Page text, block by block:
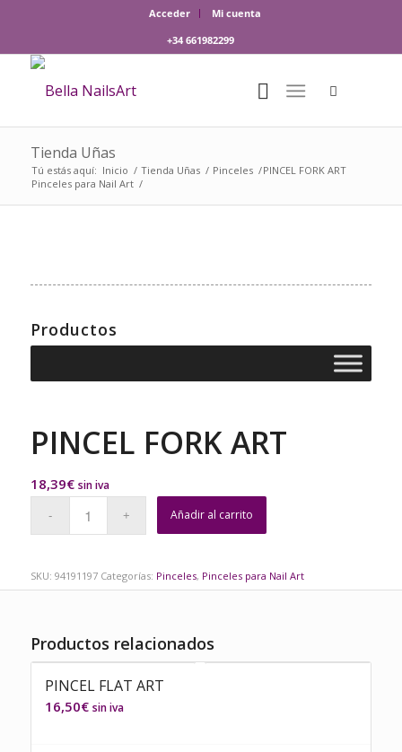
Acceder
Mi cuenta
+34 661982299
Tienda Uñas
Tú estás aquí: Inicio / Tienda Uñas / Pinceles /
Pinceles para Nail Art /
PINCEL FORK ART
Productos
PINCEL FORK ART
18,39€ sin iva
Añadir al carrito
SKU: 94191197 Categorías: Pinceles, Pinceles para Nail Art
Productos relacionados
PINCEL FLAT ART
16,50€ sin iva